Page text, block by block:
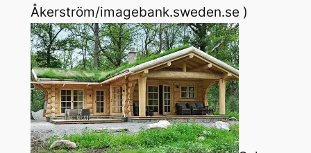
Åkerström/imagebank.sweden.se )